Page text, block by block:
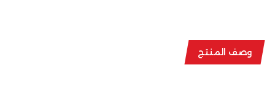
وصف المنتج